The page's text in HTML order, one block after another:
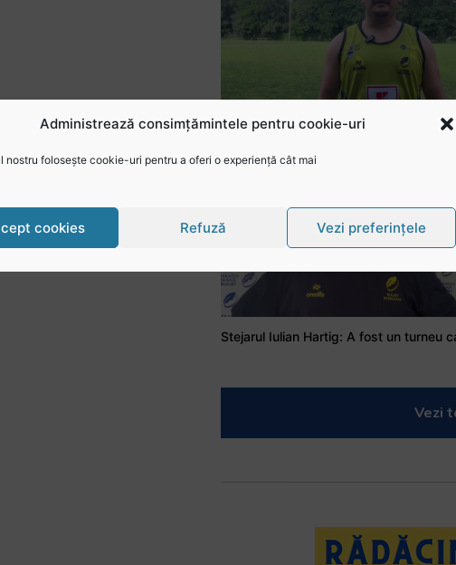
Administrează consimțămintele pentru cookie-uri
nostru folosește cookie-uri pentru a oferi o experiență cât mai
cookies Refuză Vezi preferințele
Vezi